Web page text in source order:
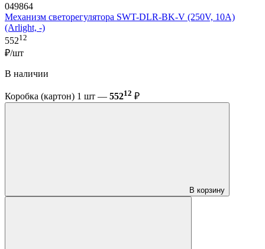
049864
Механизм светорегулятора SWT-DLR-BK-V (250V, 10A)
(Arlight, -)
55212
₽/шт
В наличии
Коробка (картон) 1 шт — 55212 ₽
В корзину